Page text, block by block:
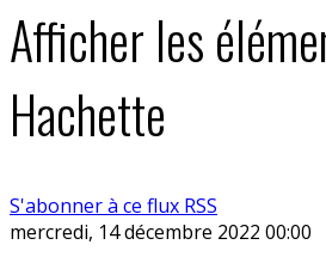
Afficher les
Hachette
S'abonner à ce flux RSS
mercredi, 14 décembre 2022 00:00